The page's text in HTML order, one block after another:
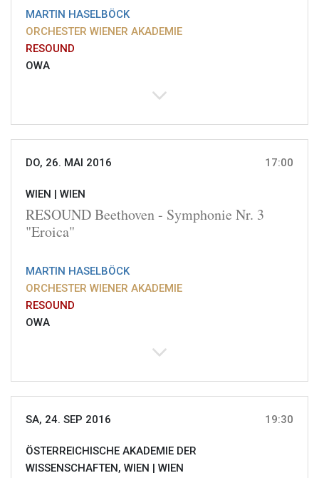
MARTIN HASELBÖCK
ORCHESTER WIENER AKADEMIE
RESOUND
OWA
DO, 26. MAI 2016 17:00
WIEN | WIEN
RESOUND Beethoven - Symphonie Nr. 3
"Eroica"
MARTIN HASELBÖCK
ORCHESTER WIENER AKADEMIE
RESOUND
OWA
SA, 24. SEP 2016 19:30
ÖSTERREICHISCHE AKADEMIE DER
WISSENSCHAFTEN, WIEN | WIEN